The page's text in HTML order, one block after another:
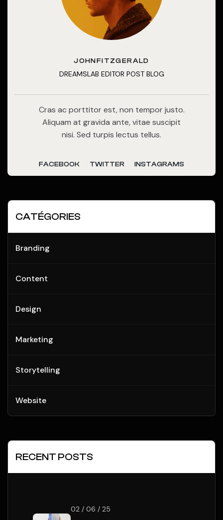
JOHNFITZGERALD
DREAMSLAB EDITOR POST BLOG
Cras ac porttitor est, non tempor justo.
Aliquam at gravida ante, vitae suscipit
nisi. Sed turpis lectus tellus.
FACEBOOK TWITTER INSTAGRAMS
CATÉGORIES
Branding
Content
Design
Marketing
Storytelling
Website
RECENT POSTS
02 / 06 / 25